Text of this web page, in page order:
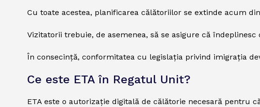
Cu toate acestea, planificarea călătoriilor se extinde acum
Vizitatorii trebuie, de asemenea, să se asigure că
În consecință, conformitatea cu legislația privind imigrația
Ce este ETA în Regatul Unit?
ETA este o autorizație digitală de călătorie necesară pentru